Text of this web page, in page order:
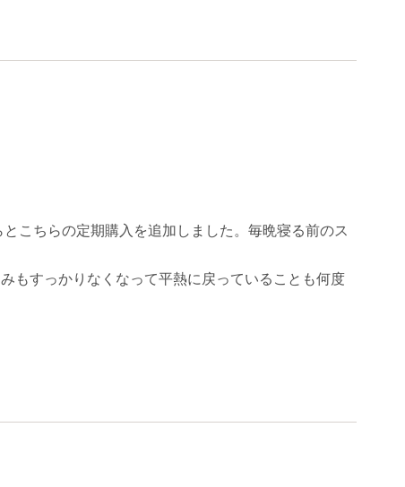
こちらの定期購入を追加しました。毎晩寝る前のス
もすっかりなくなって平熱に戻っていることも何度